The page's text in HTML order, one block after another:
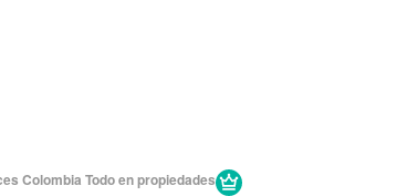
Colombia Todo en propiedades